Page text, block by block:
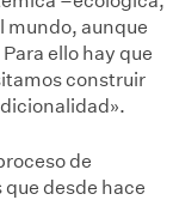
mundo, aunque
ello hay que
construir
de
desde hace